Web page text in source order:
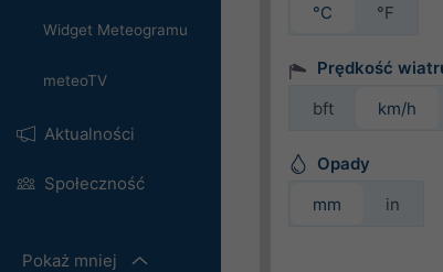
Widget Meteogramu
meteoTV
Aktualności
Społeczność
Pokaż mniej
°C
°F
Prędkość
bft
km/h
Opady
mm
in